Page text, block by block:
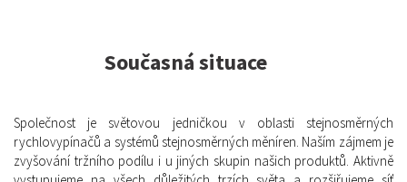
Současná situace
Společnost je světovou jedničkou v oblasti stejnosměrných
rychlovypínačů a systémů stejnosměrných měníren. Naším zájmem je
zvyšování tržního podílu i u jiných skupin našich produktů. Aktivně